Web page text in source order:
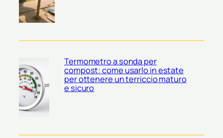
Termometro a sonda per
compost: come usarlo in estate
per ottenere un terriccio maturo
e sicuro